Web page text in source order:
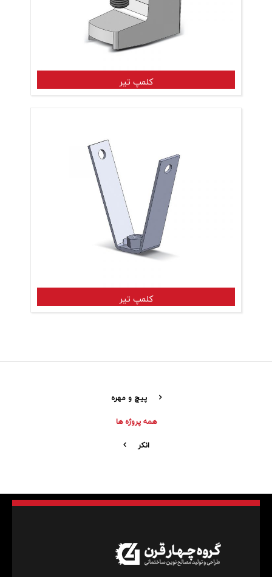
کلمپ تیر
کلمپ تیر
پیچ و مهره
همه پروژه ها
انکر
English